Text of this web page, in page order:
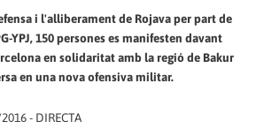
i l'alliberament de Rojava per part de
YPJ, 150 persones es manifesten davant
en solidaritat amb la regió de Bakur
en una nova ofensiva militar.
- DIRECTA